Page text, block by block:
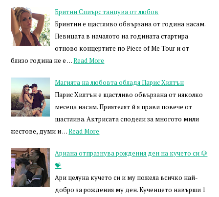
Бритни Спиърс танцува от любов
Бринтни е щастливо обвързана от година насам.
Певицата в началото на годината стартира
отново концертите по Piece of Me Tour и от
близо година не е …Read More
Магията на любовта обладя Парис Хилтън
Парис Хилтън е щастливо обвързана от няколко
месеца насам. Приятелят й я прави повече от
щастлива. Актрисата сподели за многото мили
жестове, думи и …Read More
Ариана отпразнува рождения ден на кучето си 🐶
💝
Ари целуна кучето си и му пожела всичко най-
добро за рождения му ден. Кученцето навърши 1